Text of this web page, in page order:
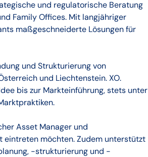
und regulatorische Beratung
Family Offices. Mit langjähriger
maßgeschneiderte Lösungen für
und Strukturierung von
und Liechtenstein. XO.
bis zur Markteinführung, stets unter
Asset Manager und
eintreten möchten. Zudem unterstützt
-strukturierung und -